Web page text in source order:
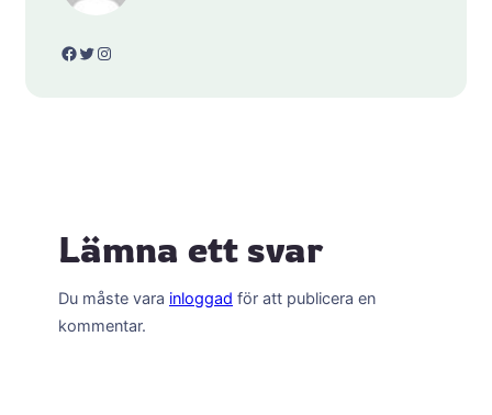
Facebook Twitter Instagram
Lämna ett svar
Du måste vara inloggad för att publicera en
kommentar.